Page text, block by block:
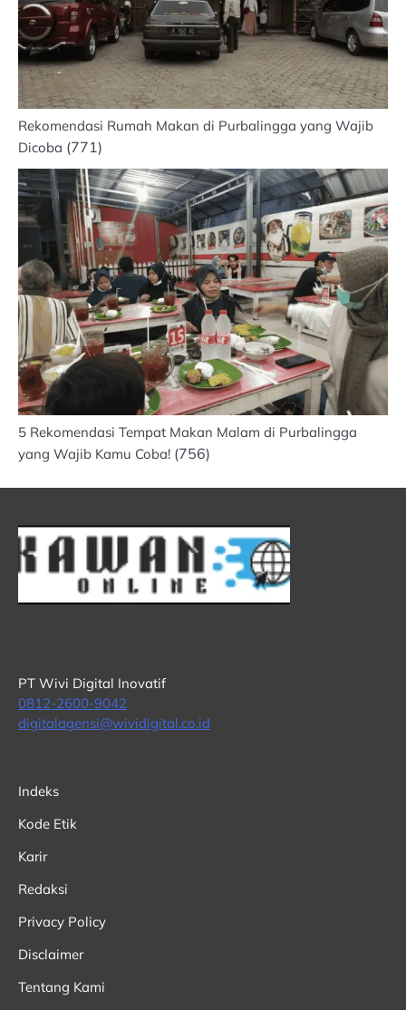
Rekomendasi Rumah Makan di Purbalingga yang Wajib
Dicoba (771)
5 Rekomendasi Tempat Makan Malam di Purbalingga
yang Wajib Kamu Coba! (756)
PT Wivi Digital Inovatif
0812-2600-9042
digitalagensi@wividigital.co.id
Indeks
Kode Etik
Karir
Redaksi
Privacy Policy
Disclaimer
Tentang Kami